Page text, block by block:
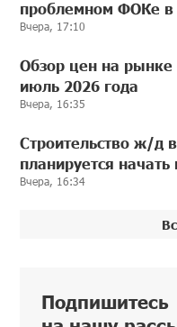
проблемном ФОКе в
Вчера, 17:10
Обзор цен на
июль 2026 года
Вчера, 16:35
Строительство ж/д
планируется начать
Вчера, 16:34
Подпишитесь